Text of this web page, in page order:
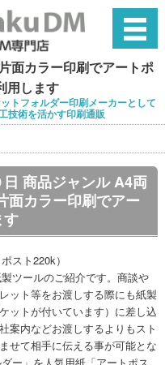
面カラー印刷でアートポ
用します
トフォルダー印刷メーカーとして
技術を活かす印刷通販
商品ジャンル A4両
面カラー印刷でアー
す
スト220k）
ツールのご紹介です。商談や
ット等をお渡しする際にも紙製
ットが付いています）に差し込
案内などお渡しするよりもスト
せて相手に伝える事が可能とな